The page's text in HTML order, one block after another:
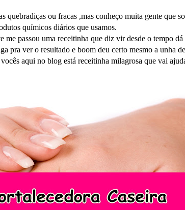
quebradiças ou fracas ,mas conheço muita gente que
químicos diários que usamos.
me passou uma receitinha que diz vir desde o tempo
pra ver o resultado e boom deu certo mesmo a unha
aqui no blog está receitinha milagrosa que vai